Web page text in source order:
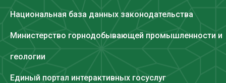
Национальная база данных законодательства
Министерство горнодобывающей промышленности и
геологии
Единый портал интерактивных госуслуг